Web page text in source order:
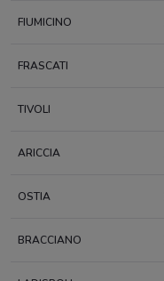
FIUMICINO
FRASCATI
TIVOLI
ARICCIA
OSTIA
BRACCIANO